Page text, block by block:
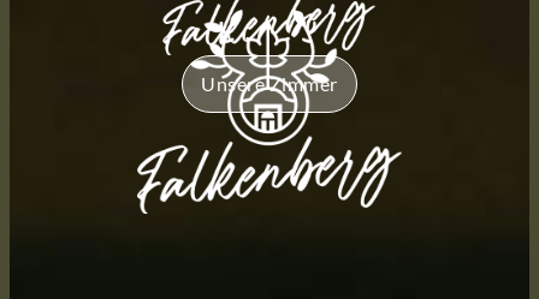
Unsere Zimmer